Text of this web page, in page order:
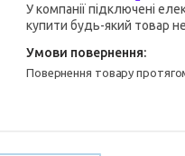
У компанії підключені
купити будь-який товар
повернення товару